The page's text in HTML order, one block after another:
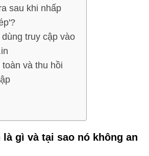
sau khi nhấp
truy cập vào
và thu hồi
là gì và tại sao nó không an